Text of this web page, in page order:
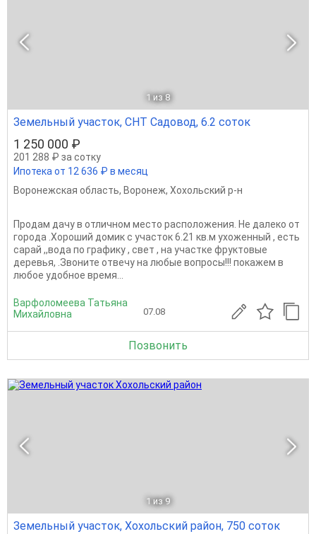
1 из 8
Земельный участок, СНТ Садовод, 6.2 соток
1 250 000 ₽
201 288 ₽ за сотку
Ипотека от 12 636 ₽ в месяц
Воронежская область, Воронеж, Хохольский р-н
Продам дачу в отличном место расположения. Не далеко от
города .Хороший домик с участок 6.21 кв.м ухоженный , есть
сарай ,,вода по графику , свет , на участке фруктовые
деревья, .Звоните отвечу на любые вопросы!!! покажем в
любое удобное время...
Варфоломеева Татьяна
Михайловна
07.08
Позвонить
1 из 9
Земельный участок, Хохольский район, 750 соток